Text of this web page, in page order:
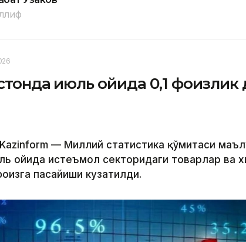
июль ойида 0,1 фоизлик
Kazinform — Миллий статистика қўмитаси
ойида истеъмол секторидаги товарлар ва
пасайиши кузатилди.